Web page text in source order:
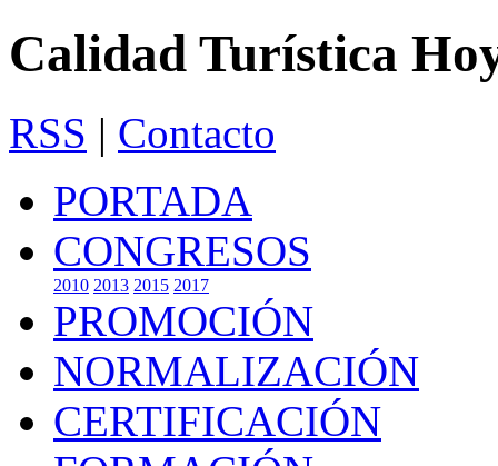
Calidad Turística
RSS | Contacto
PORTADA
CONGRESOS
2010 2013 2015 2017
PROMOCIÓN
NORMALIZACIÓN
CERTIFICACIÓN